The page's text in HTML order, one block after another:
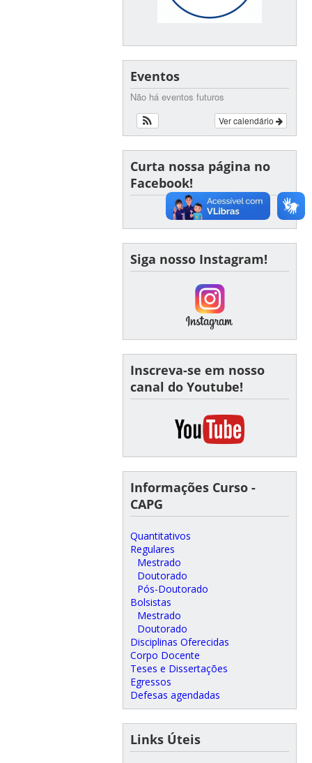
Eventos
Não há eventos futuros
Ver calendário
Curta nossa página no
Facebook!
Siga nosso Instagram!
Inscreva-se em nosso
canal do Youtube!
Informações Curso -
CAPG
Quantitativos
Regulares
Mestrado
Doutorado
Pós-Doutorado
Bolsistas
Mestrado
Doutorado
Disciplinas Oferecidas
Corpo Docente
Teses e Dissertações
Egressos
Defesas agendadas
Links Úteis